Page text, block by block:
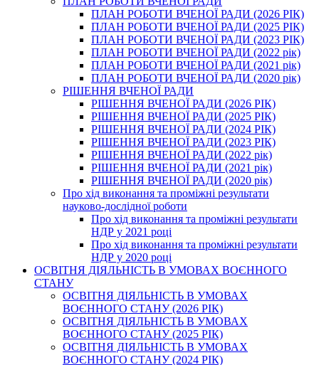
ПЛАН РОБОТИ ВЧЕНОЇ РАДИ (2026 РІК)
ПЛАН РОБОТИ ВЧЕНОЇ РАДИ (2025 РІК)
ПЛАН РОБОТИ ВЧЕНОЇ РАДИ (2023 РІК)
ПЛАН РОБОТИ ВЧЕНОЇ РАДИ (2022 рік)
ПЛАН РОБОТИ ВЧЕНОЇ РАДИ (2021 рік)
ПЛАН РОБОТИ ВЧЕНОЇ РАДИ (2020 рік)
РІШЕННЯ ВЧЕНОЇ РАДИ
РІШЕННЯ ВЧЕНОЇ РАДИ (2026 РІК)
РІШЕННЯ ВЧЕНОЇ РАДИ (2025 РІК)
РІШЕННЯ ВЧЕНОЇ РАДИ (2024 РІК)
РІШЕННЯ ВЧЕНОЇ РАДИ (2023 РІК)
РІШЕННЯ ВЧЕНОЇ РАДИ (2022 рік)
РІШЕННЯ ВЧЕНОЇ РАДИ (2021 рік)
РІШЕННЯ ВЧЕНОЇ РАДИ (2020 рік)
Про хід виконання та проміжні результати
науково-дослідної роботи
Про хід виконання та проміжні результати
НДР у 2021 році
Про хід виконання та проміжні результати
НДР у 2020 році
ОСВІТНЯ ДІЯЛЬНІСТЬ В УМОВАХ ВОЄННОГО
СТАНУ
ОСВІТНЯ ДІЯЛЬНІСТЬ В УМОВАХ
ВОЄННОГО СТАНУ (2026 РІК)
ОСВІТНЯ ДІЯЛЬНІСТЬ В УМОВАХ
ВОЄННОГО СТАНУ (2025 РІК)
ОСВІТНЯ ДІЯЛЬНІСТЬ В УМОВАХ
ВОЄННОГО СТАНУ (2024 РІК)